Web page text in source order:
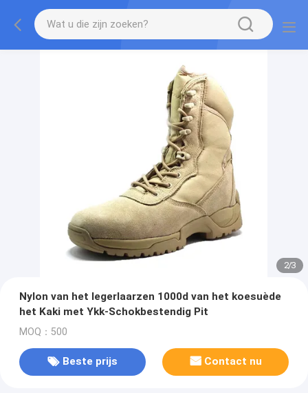
2/3
Nylon van het legerlaarzen 1000d van het koesuède
het Kaki met Ykk-Schokbestendig Pit
MOQ：500
Beste prijs Contact nu